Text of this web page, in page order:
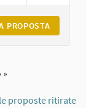
PROPOSTA
proposte ritirate